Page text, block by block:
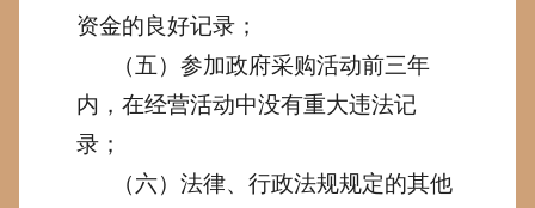
资金的良好记录；
（五）参加政府采购活动前三年
内，在经营活动中没有重大违法记
录；
（六）法律、行政法规规定的其他